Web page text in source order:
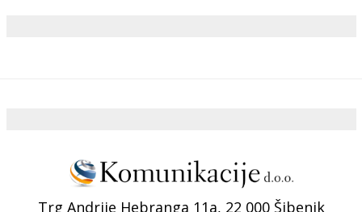
Trg Andrije Hebranga 11a, 22 000 Šibenik